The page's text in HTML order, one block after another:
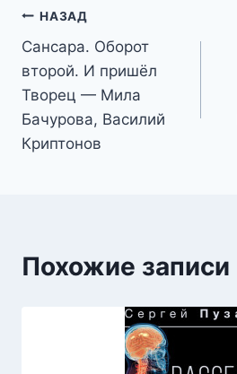
Навигация
по
записям
НАЗАД
Сансара. Оборот
второй. И пришёл
Творец — Мила
Бачурова, Василий
Криптонов
Похожие записи